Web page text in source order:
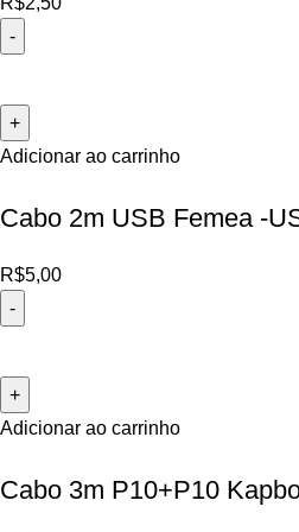
Adicionar ao carrinho
Cabo 2m USB Femea -
R$5,00
Adicionar ao carrinho
Cabo 3m P10+P10